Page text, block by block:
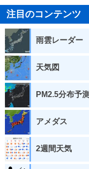
注目のコンテンツ
雨雲レーダー
天気図
PM2.5分布予測
アメダス
2週間天気